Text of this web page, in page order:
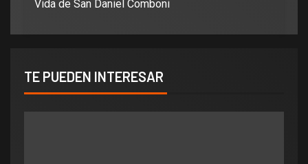
Vida de San Daniel Comboni
TE PUEDEN INTERESAR